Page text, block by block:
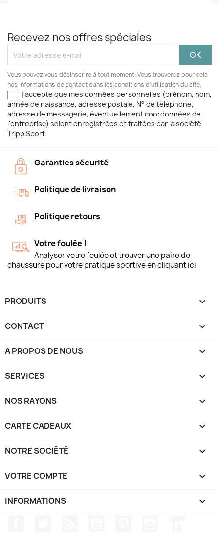
Recevez nos offres spéciales
Vous pouvez vous désinscrire à tout moment. Vous trouverez pour cela
nos informations de contact dans les conditions d'utilisation du site.
j'accepte que mes données personnelles (prénom, nom,
année de naissance, adresse postale, N° de téléphone,
adresse de messagerie, éventuellement coordonnées de
l'entreprise) soient enregistrées et traitées par la société
Tripp Sport.
Garanties sécurité
Politique de livraison
Politique retours
Votre foulée !
Analyser votre foulée et trouver une paire de
chaussure pour votre pratique sportive en cliquant ici
PRODUITS 
CONTACT 
A PROPOS DE NOUS 
SERVICES 
NOS RAYONS 
CARTE CADEAUX 
NOTRE SOCIÉTÉ 
VOTRE COMPTE 
INFORMATIONS keyboard_arrow_down